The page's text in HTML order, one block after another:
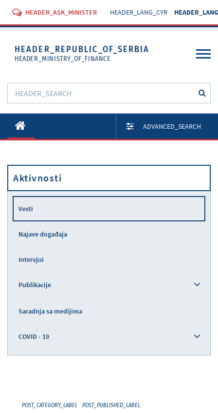
HEADER_ASK_MINISTER HEADER_LANG_CYR
HEADER_REPUBLIC_OF_SERBIA
HEADER_MINISTRY_OF_FINANCE
Aktivnosti
Propisi
Usluge
ADVANCED_SEARCH
Aktivnosti
Vesti
Najave događaja
Intervjui
Publikacije
Saradnja sa medijima
COVID - 19
POST_CATEGORY_LABEL POST_PUBLISHED_LABEL